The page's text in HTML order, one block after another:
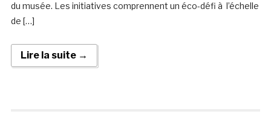
du musée. Les initiatives comprennent un éco-défi à l’échelle
de […]
Lire la suite →